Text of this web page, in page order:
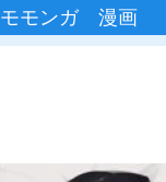
モモンガ 漫画